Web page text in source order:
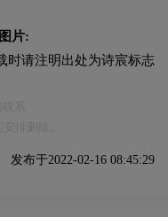
片:
时请注明出处为诗宸标志
发布于2022-02-16 08:45:29